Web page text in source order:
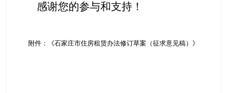
感谢您的参与和支持！
附件：《石家庄市住房租赁办法修订草案（征求意见稿）》